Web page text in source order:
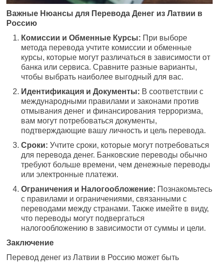
Важные Нюансы для Перевода Денег из Латвии в
Россию
Комиссии и Обменные Курсы: При выборе
метода перевода учтите комиссии и обменные
курсы, которые могут различаться в зависимости от
банка или сервиса. Сравните разные варианты,
чтобы выбрать наиболее выгодный для вас.
Идентификация и Документы: В соответствии с
международными правилами и законами против
отмывания денег и финансирования терроризма,
вам могут потребоваться документы,
подтверждающие вашу личность и цель перевода.
Сроки: Учтите сроки, которые могут потребоваться
для перевода денег. Банковские переводы обычно
требуют больше времени, чем денежные переводы
или электронные платежи.
Ограничения и Налогообложение: Познакомьтесь
с правилами и ограничениями, связанными с
переводами между странами. Также имейте в виду,
что переводы могут подвергаться
налогообложению в зависимости от суммы и цели.
Заключение
Перевод денег из Латвии в Россию может быть